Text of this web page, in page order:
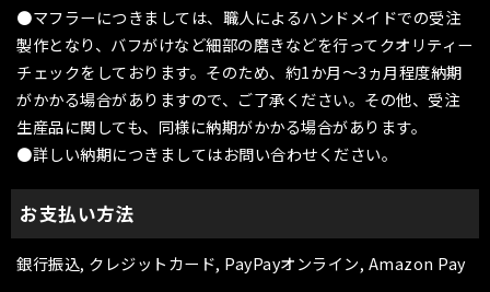
●マフラーにつきましては、職人によるハンドメイドでの受注
製作となり、バフがけなど細部の磨きなどを行ってクオリティー
チェックをしております。そのため、約1か月〜3ヵ月程度納期
がかかる場合がありますので、ご了承ください。その他、受注
生産品に関しても、同様に納期がかかる場合があります。
●詳しい納期につきましてはお問い合わせください。
お支払い方法
銀行振込, クレジットカード, PayPayオンライン, Amazon Pay